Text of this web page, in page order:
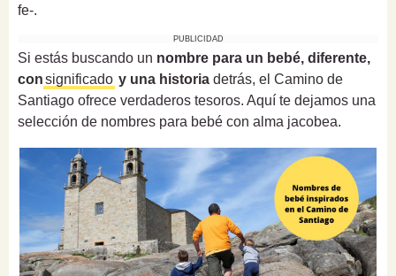
fe-.
PUBLICIDAD
Si estás buscando un nombre para un bebé, diferente,
consignificado y una historia detrás, el Camino de
Santiago ofrece verdaderos tesoros. Aquí te dejamos una
selección de nombres para bebé con alma jacobea.